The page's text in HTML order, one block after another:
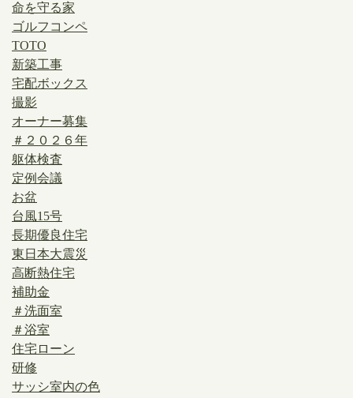
命を守る家
ゴルフコンペ
TOTO
新築工事
宅配ボックス
撮影
オーナー募集
＃２０２６年
躯体検査
定例会議
お盆
台風15号
長期優良住宅
東日本大震災
高断熱住宅
補助金
＃洗面室
＃浴室
住宅ローン
研修
サッシ室内の色